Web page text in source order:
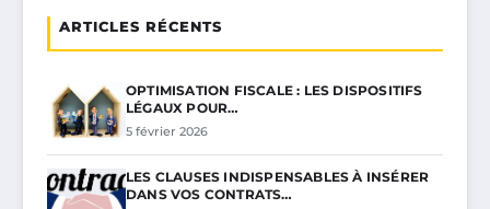
ARTICLES RÉCENTS
OPTIMISATION FISCALE : LES DISPOSITIFS
LÉGAUX POUR…
5 février 2026
LES CLAUSES INDISPENSABLES À INSÉRER
DANS VOS CONTRATS…